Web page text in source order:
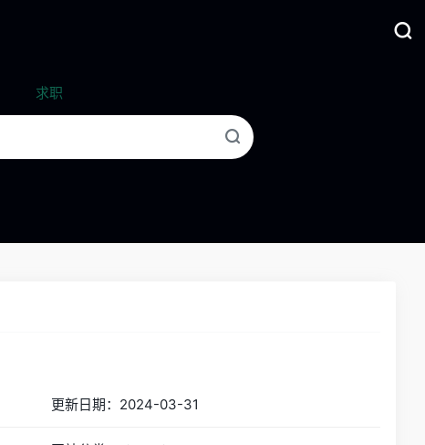
求职
更新日期：2024-03-31